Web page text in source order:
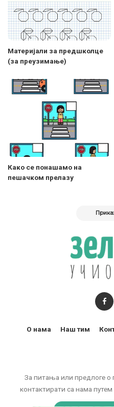
Материјали за предшколце
(за преузимање)
Како се понашамо на
пешачком прелазу
За питања или предлоге
контактирати са нама
О нама Наш тим